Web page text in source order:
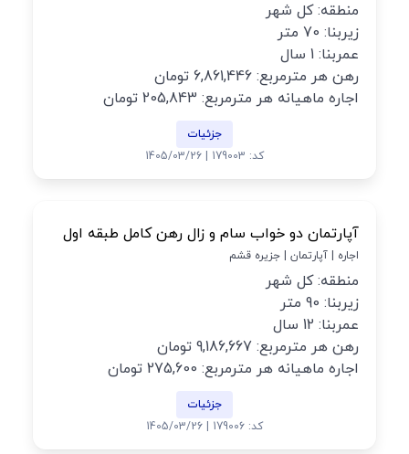
منطقه: کل شهر
زیربنا: 70 متر
عمربنا: 1 سال
رهن هر مترمربع: 6,861,446 تومان
اجاره ماهیانه هر مترمربع: 205,843 تومان
جزئیات
کد: 179003 | 1405/03/26
آپارتمان دو خواب سام و زال رهن کامل طبقه اول
اجاره | آپارتمان | جزیره قشم
منطقه: کل شهر
زیربنا: 90 متر
عمربنا: 12 سال
رهن هر مترمربع: 9,186,667 تومان
اجاره ماهیانه هر مترمربع: 275,600 تومان
جزئیات
کد: 179006 | 1405/03/26